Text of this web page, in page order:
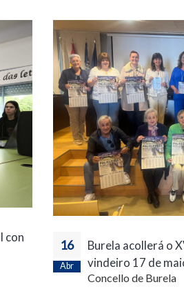
con
16
Abr
Burela acollerá o
vindeiro 17 de
Concello de Burela